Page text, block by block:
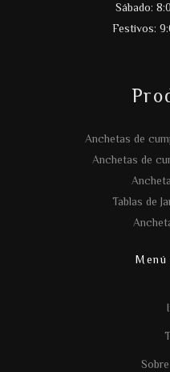
Sábado:
Festivos:
Anchetas de
Anchetas de
Tablas de